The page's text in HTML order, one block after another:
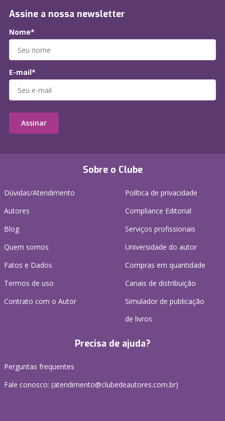
Sobre o Clube
Dúvidas/Atendimento
Autores
Blog
Quem somos
Fatos e Dados
Termos de uso
Contrato com o Autor
Política de privacidade
Compliance Editorial
Serviços profissionais
Universidade do autor
Compras em quantidade
Canais de distribuição
Simulador de publicação
de livros
Precisa de ajuda?
Perguntas frequentes
Fale conosco: (atendimento@clubedeautores.com.br)
Assine a nossa newsletter
Nome*
E-mail*
Assinar